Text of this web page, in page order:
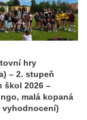
hry
– 2. stupeň
škol 2026 –
malá kopaná
vyhodnocení)